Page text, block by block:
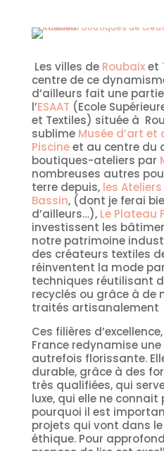
Les villes de Roubaixet
centre de ce
d’ailleurs fait une
l’ESAAT (Ecole
et Textiles) située à
sublime Musée d’art et
Piscineet au centre du
boutiques-ateliers par
nombreuses autres
terre depuis, les
Bassin, (dont je ferai
d’ailleurs…), Le Plateau
investissent les
notre patrimoine
des créateurs textiles
réinventent la mode
techniques réutilisant
recyclés ou grâce à de
traités artisanalement
Ces filières
France redynamise
autrefois florissante.
durable, grâce à des
très qualifiées, qui
luxe, qui elle ne connait
pourquoi il est
projets qui vont dans le
éthique. Pour